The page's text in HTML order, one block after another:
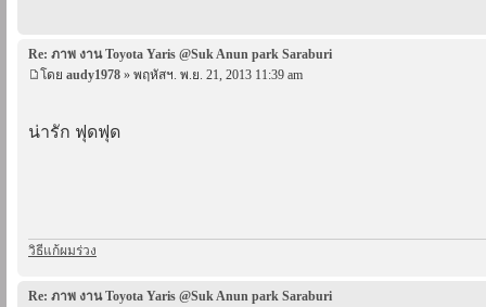
Re: ภาพ งาน Toyota Yaris @Suk Anun park Saraburi
โดย audy1978 » พฤหัสฯ. พ.ย. 21, 2013 11:39 am
น่ารัก ฟุดฟุด
วิธีแก้ผมร่วง
Re: ภาพ งาน Toyota Yaris @Suk Anun park Saraburi